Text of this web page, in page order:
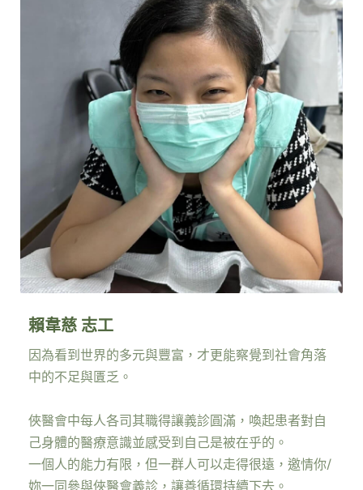
賴韋慈 志工
因為看到世界的多元與豐富，才更能察覺到社會角落
中的不足與匱乏。
俠醫會中每人各司其職得讓義診圓滿，喚起患者對自
己身體的醫療意識並感受到自己是被在乎的。
一個人的能力有限，但一群人可以走得很遠，邀情你/
妳一同參與俠醫會義診，讓善循環持續下去。